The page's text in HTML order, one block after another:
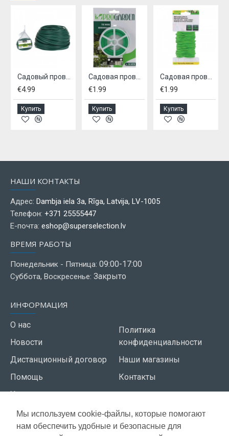
Мы используем cookie-файлы, которые помогают
нам обеспечить удобные и безопасные для
€4.99
Купить
€1.99
Купить
€1.99
Купить
НАШИ КОНТАКТЫ
Адрес: Dambja iela 3a, Rīga, Latvija, LV-1005
Телефон: +371 25555447
Е-почта: eshop@superselection.lv
ВРЕМЯ РАБОТЫ
Понедельник - Пятница: 09:00-17:00
Суббота, Воскресенье: Закрыто
ИНФОРМАЦИЯ
О нас
Новости
Дистанционный договор
Помощь
Условия использования
Политика
конфиденциальности
Наши магазины
Контакты
СЕРВИС КЛИЕНТОВ